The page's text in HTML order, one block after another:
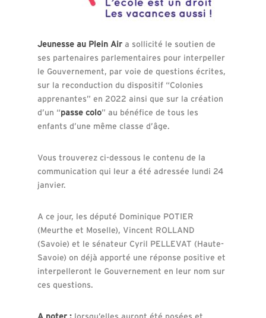
Jeunesse au Plein Aira sollicité le soutien de
ses partenaires parlementaires pour interpeller
le Gouvernement, par voie de questions écrites,
sur la reconduction du dispositif “Colonies
apprenantes” en 2022 ainsi que sur la création
d’un “passe colo” au bénéfice de tous les
enfants d’une même classe d’âge.
Vous trouverez ci-dessous le contenu de la
communication qui leur a été adressée lundi 24
janvier.
A ce jour, les député Dominique POTIER
(Meurthe et Moselle), Vincent ROLLAND
(Savoie) et le sénateur Cyril PELLEVAT (Haute-
Savoie) on déjà apporté une réponse positive et
interpelleront le Gouvernement en leur nom sur
ces questions.
A noter :lorsqu’elles auront été posées et